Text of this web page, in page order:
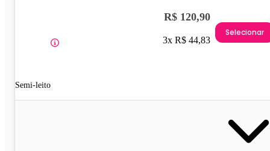
Semi-leito
R$ 120,90
3x R$ 44,83
Selecionar